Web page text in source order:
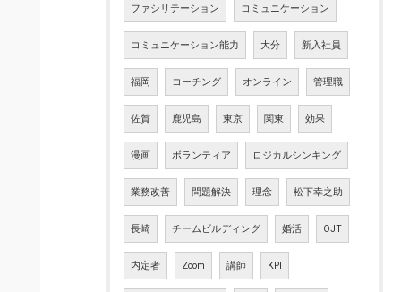
ファシリテーション コミュニケーション
コミュニケーション能力 大分 新入社員
福岡 コーチング オンライン 管理職
佐賀 鹿児島 東京 関東 効果
漫画 ボランティア ロジカルシンキング
業務改善 問題解決 理念 松下幸之助
長崎 チームビルディング 婚活 OJT
内定者 Zoom 講師 KPI